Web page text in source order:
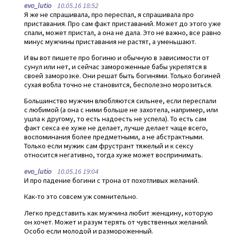
evo_lutio10.05.16 18:52
Я же не спрашивала, про переспал, я спрашивала про
приставания. Про сам факт приставаний. Может до этого уже
спали, может пристал, а она не дала. Это не важно, все равно
минус мужчины приставания не растят, а уменьшают.
И вы вот пишете про богиню и обычную в зависимости от
сунул или нет, и сейчас замороженные бабы укрепятся в
своей заморозке. Они решат быть богинями. Только богиней
сухая вобла точно не становится, бесполезно морозиться.
Большинство мужчин влюбляются сильнее, если переспали
с любимой (а она с ними больше не захотела, например, или
ушла к другому, то есть надоесть не успела). То есть сам
факт секса ее хуже не делает, лучше делает чаще всего,
воспоминания более предметными, а не абстрактными.
Только если мужик сам фрустрант тяжелый и к сексу
относится негативно, тогда хуже может воспринимать.
evo_lutio10.05.16 19:04
И про падение богини с трона от похотливых желаний.
Как-то это совсем уж сомнительно.
Легко представить как мужчина любит женщину, которую
он хочет. Может и разум терять от чувственных желаний.
Особо если молодой и размороженный.